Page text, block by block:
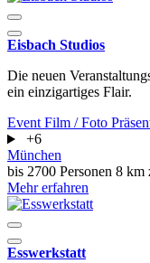
Eisbach Studios
Die neuen
ein einzigartiges Flair.
Event Film / Foto
+6
München
bis 2700 Personen 8 km
Mehr erfahren
Esswerkstatt